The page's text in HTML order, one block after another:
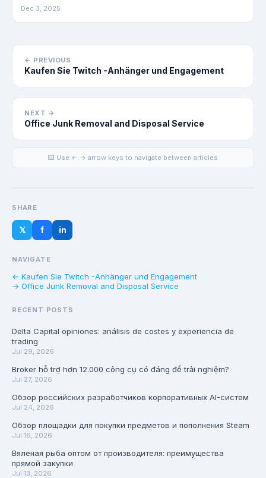
Dec 3, 2025
← PREVIOUS
Kaufen Sie Twitch -Anhänger und Engagement
NEXT →
Office Junk Removal and Disposal Service
⌨️ Use ← → arrow keys to navigate between articles
SHARE
𝕏 f in
NAVIGATE
← Kaufen Sie Twitch -Anhänger und Engagement
→ Office Junk Removal and Disposal Service
RECENT POSTS
Delta Capital opiniones: análisis de costes y experiencia de
trading
Jul 29, 2026
Broker hỗ trợ hơn 12.000 công cụ có đáng để trải nghiệm?
Jul 27, 2026
Обзор российских разработчиков корпоративных AI-систем
Jul 24, 2026
Обзор площадки для покупки предметов и пополнения Steam
Jul 16, 2026
Вяленая рыба оптом от производителя: преимущества
прямой закупки
Jul 13, 2026